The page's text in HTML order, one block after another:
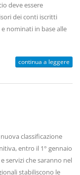
deve essere
dei conti iscritti
nominati in base alle
continua a leggere
classificazione
entro il 1° gennaio
servizi che saranno nel
stabiliscono le